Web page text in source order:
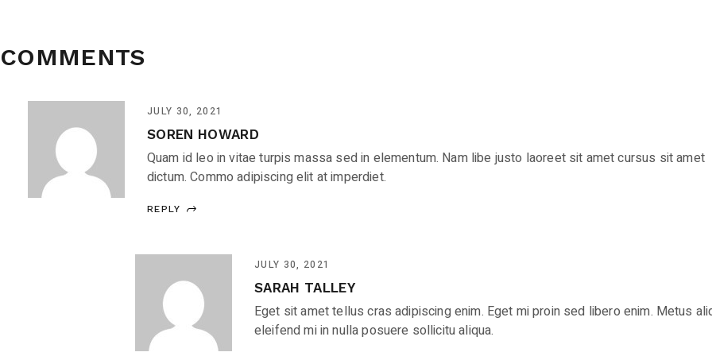
COMMENTS
JULY 30, 2021
SOREN HOWARD
Quam id leo in vitae turpis massa sed in elementum. Nam libe justo laoreet sit amet cursus sit amet
dictum. Commo adipiscing elit at imperdiet.
REPLY
JULY 30, 2021
SARAH TALLEY
Eget sit amet tellus cras adipiscing enim. Eget mi proin sed libero enim. Metus
eleifend mi in nulla posuere sollicitu aliqua.